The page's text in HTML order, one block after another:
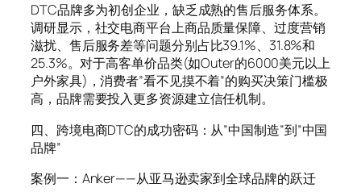
DTC品牌多为初创企业，缺乏成熟的售后服务体系。
调研显示，社交电商平台上商品质量保障、过度营销
滋扰、售后服务差等问题分别占比39.1%、31.8%和
25.3%。对于高客单价品类(如Outer的6000美元以上
户外家具)，消费者”看不见摸不着”的购买决策门槛极
高，品牌需要投入更多资源建立信任机制。
四、跨境电商DTC的成功密码：从”中国制造”到”中国
品牌”
案例一：Anker——从亚马逊卖家到全球品牌的跃迁